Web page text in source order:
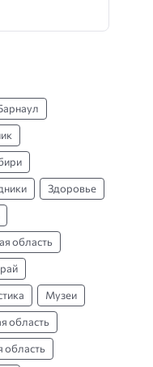
Здоровье
область
Музеи
область
область